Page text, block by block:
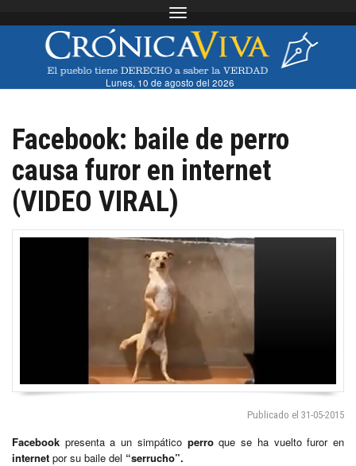
Toggle navigation
Lunes, 10 de agosto del 2026
Facebook: baile de perro
causa furor en internet
(VIDEO VIRAL)
Publicado el 31-05-2015
Facebook presenta a un simpático perroque se ha vuelto furor en
internet por su baile del “serrucho”.